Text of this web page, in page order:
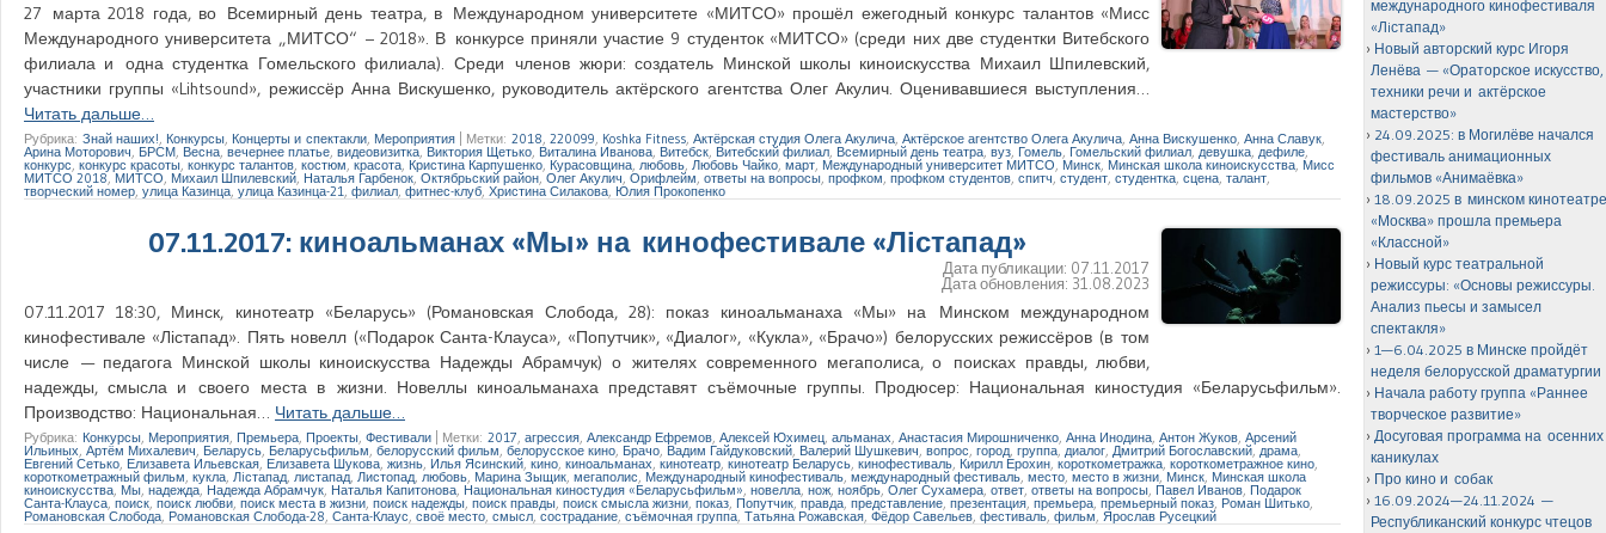
27 марта 2018 года, во Всемирный день театра, в Международном университете «МИТСО» прошёл ежегодный конкурс талантов «Мисс
Международного университета „МИТСО“ – 2018». В конкурсе приняли участие 9 студенток «МИТСО» (среди них две студентки Витебского
филиала и одна студентка Гомельского филиала). Среди членов жюри: создатель Минской школы киноискусства Михаил Шпилевский,
участники группы «Lihtsound», режиссёр Анна Вискушенко, руководитель актёрского агентства Олег Акулич. Оценивавшиеся выступления…
Читать дальше…
Рубрика: Знай наших! Конкурсы Концерты и спектакли Мероприятия Метки: 2018 220099 Koshka Fitness Актёрская студия Олега Акулича Актёрское агентство Олега Акулича Анна Вискушенко Анна Славук
Арина Моторович БРСМ Весна ,вечернее платье видеовизитка Виктория Щетько Виталина Иванова Витебск Витебский филиал Всемирный день театра вуз Гомель Гомельский филиал, девушка дефиле
конкурс конкурс красоты конкурс талантов костюм ,красота Кристина Карпушенко Курасовщина любовь Любовь Чайко март Международный университет МИТСО Минск Минская школа киноискусства Мисс
МИТСО 2018,МИТСО Михаил Шпилевский Наталья Гарбенок,Октябрьский район ,Олег Акулич Орифлейм ответы на вопросы профком профком студентов спитч , студент студентка сцена талант
творческий номер улица Казинца улица Казинца-21 филиал фитнес-клуб Христина Силакова Юлия Прокопенко
07.11.2017: киноальманах «Мы» на кинофестивале «Лістапад»
Дата публикации: 07.11.2017
Дата обновления: 31.08.2023
07.11.2017 18:30, Минск, кинотеатр «Беларусь» (Романовская Слобода, 28): показ киноальманаха «Мы» на Минском международном
кинофестивале «Лістапад». Пять новелл («Подарок Санта-Клауса», «Попутчик», «Диалог», «Кукла», «Брачо») белорусских режиссёров (в том
числе — педагога Минской школы киноискусства Надежды Абрамчук) о жителях современного мегаполиса, о поисках правды, любви,
надежды, смысла и своего места в жизни. Новеллы киноальманаха представят съёмочные группы. Продюсер: Национальная киностудия «Беларусьфильм».
Производство: Национальная… Читать дальше…
Рубрика: Конкурсы Мероприятия Премьера Проекты Фестивали Метки: 2017 агрессия Александр Ефремов Алексей Юхимец альманах Анастасия Мирошниченко Анна Инодина Антон Жуков Арсений
Ильиных Артём Михалевич Беларусь Беларусьфильм белорусский фильм белорусское кино Брачо Вадим Гайдуковский Валерий Шушкевич вопрос город группа, диалог Дмитрий Богославский, драма
Евгений Сетько Елизавета Ильевская, Елизавета Шукова жизнь Илья Ясинский кино киноальманах кинотеатр кинотеатр Беларусь кинофестиваль Кирилл Ерохин короткометражка короткометражное кино
короткометражный фильм кукла Лiстапад листапад Листопад любовь Марина Зыщик мегаполис Международный кинофестиваль международный фестиваль место ,место в жизни , Минск Минская школа
киноискусства Мы надежда, Надежда Абрамчук Наталья Капитонова Национальная киностудия «Беларусьфильм» новелла нож ноябрь,Олег Сухамера ответ ответы на вопросы Павел Иванов Подарок
Санта-Клауса ,поиск поиск любви поиск места в жизни поиск надежды поиск правды поиск смысла жизни показ Попутчик правда представление презентация премьера премьерный показ Роман Шитько
Романовская Слобода Романовская Слобода-28 Санта-Клаус своё место смысл ,сострадание съёмочная группа Татьяна Рожавская Фёдор Савельев фестиваль фильм Ярослав Русецкий
международного кинофестиваля
«Лiстапад»
Новый авторский курс Игоря
Ленёва — «Ораторское искусство,
техники речи и актёрское
мастерство»
24.09.2025: в Могилёве начался
фестиваль анимационных
фильмов «Анимаёвка»
18.09.2025 в минском
«Москва» прошла премьера
«Классной»
Новый курс театральной
режиссуры: «Основы режиссуры.
Анализ пьесы и замысел
спектакля»
1—6.04.2025 в Минске пройдёт
неделя белорусской драматургии
Начала работу группа «Раннее
творческое развитие»
Досуговая программа на осенних
каникулах
Про кино и собак
16.09.2024—24.11.2024 —
Республиканский конкурс чтецов